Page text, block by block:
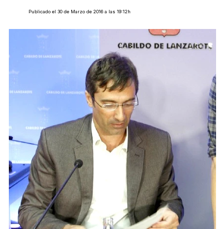
Publicado el 30 de Marzo de 2016 a las 19:12h